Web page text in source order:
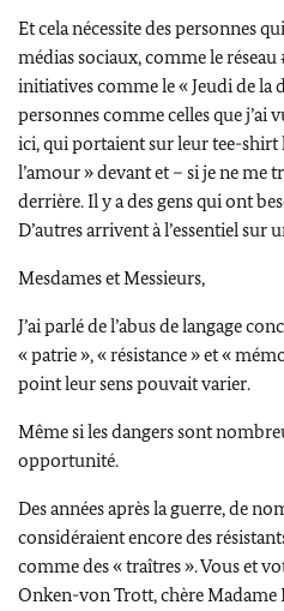
Et cela nécessite des personnes
médias sociaux, comme le réseau
initiatives comme le « Jeudi de la
personnes comme celles que j’ai
ici, qui portaient sur leur tee-
l’amour » devant et – si je ne me
derrière. Il y a des gens qui ont
D’autres arrivent à l’essentiel sur
Mesdames et Messieurs,
J’ai parlé de l’abus de langage
« patrie », « résistance » et «
point leur sens pouvait varier.
Même si les dangers sont
opportunité.
Des années après la guerre, de
considéraient encore des
comme des « traîtres ». Vous et
Onken-von Trott, chère Madame